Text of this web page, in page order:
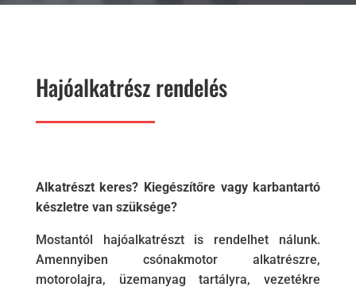
Hajóalkatrész rendelés
Alkatrészt keres? Kiegészítőre vagy karbantartó
készletre van szüksége?
Mostantól hajóalkatrészt is rendelhet nálunk.
Amennyiben csónakmotor alkatrészre,
motorolajra, üzemanyag tartályra, vezetékre